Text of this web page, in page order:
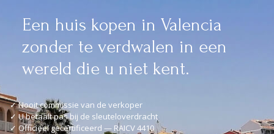
Een huis kopen in Valencia
zonder te verdwalen in een
wereld die u niet kent.
✓Nooit commissie van de verkoper
✓U betaalt pas bij de sleuteloverdracht
✓ Officieel gecertificeerd — RAICV 4410